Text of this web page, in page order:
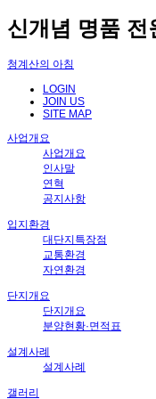
신개념 명품 전
청계산의 아침
LOGIN
JOIN US
SITE MAP
사업개요
사업개요
인사말
연혁
공지사항
입지환경
대단지특장점
교통환경
자연환경
단지개요
단지개요
분양현황·면적표
설계사례
설계사례
갤러리